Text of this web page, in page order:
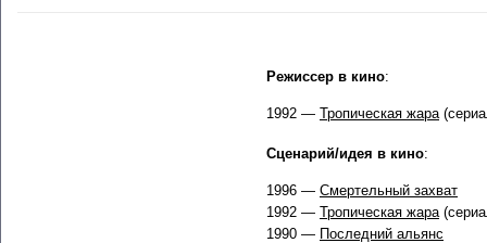
Режиссер в кино:
1992 — Тропическая жара
Сценарий/идея в кино:
1996 — Смертельный захват
1992 — Тропическая жара
1990 — Последний альянс